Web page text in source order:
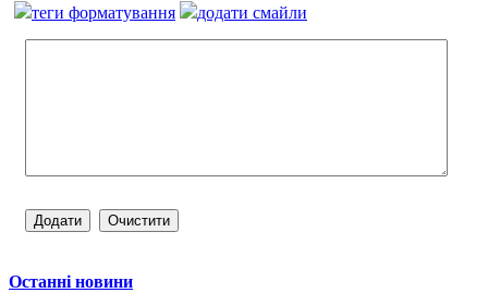
теги форматування додати смайли
Останні новини